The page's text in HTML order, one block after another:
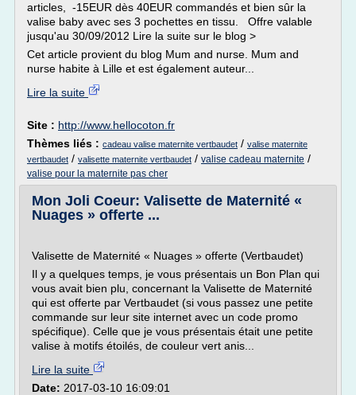
articles, -15EUR dès 40EUR commandés et bien sûr la
valise baby avec ses 3 pochettes en tissu. Offre valable
jusqu'au 30/09/2012 Lire la suite sur le blog >
Cet article provient du blog Mum and nurse. Mum and
nurse habite à Lille et est également auteur...
Lire la suite
Site : http://www.hellocoton.fr
Thèmes liés : cadeau valise maternite vertbaudet / valise maternite
vertbaudet / valisette maternite vertbaudet / valise cadeau maternite /
valise pour la maternite pas cher
Mon Joli Coeur: Valisette de Maternité «
Nuages » offerte ...
Valisette de Maternité « Nuages » offerte (Vertbaudet)
Il y a quelques temps, je vous présentais un Bon Plan qui
vous avait bien plu, concernant la Valisette de Maternité
qui est offerte par Vertbaudet (si vous passez une petite
commande sur leur site internet avec un code promo
spécifique). Celle que je vous présentais était une petite
valise à motifs étoilés, de couleur vert anis...
Lire la suite
Date: 2017-03-10 16:09:01